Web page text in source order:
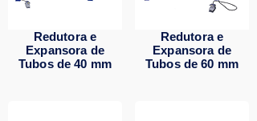
Redutora e
Expansora de
Tubos de 40 mm
Redutora e
Expansora de
Tubos de 60 mm